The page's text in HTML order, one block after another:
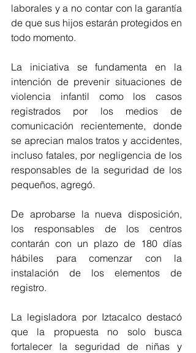
laborales y a no contar con la garantía
de que sus hijos estarán protegidos en
todo momento.
La iniciativa se fundamenta en la
intención de prevenir situaciones de
violencia infantil como los casos
registrados por los medios de
comunicación recientemente, donde
se aprecian malos tratos y accidentes,
incluso fatales, por negligencia de los
responsables de la seguridad de los
pequeños, agregó.
De aprobarse la nueva disposición,
los responsables de los centros
contarán con un plazo de 180 días
hábiles para comenzar con la
instalación de los elementos de
registro.
La legisladora por Iztacalco destacó
que la propuesta no solo busca
fortalecer la seguridad de niñas y